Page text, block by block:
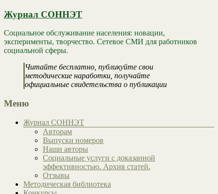
Журнал СОННЭТ
Социальное обслуживание населения: новации,
эксперименты, творчество. Сетевое СМИ для работников
социальной сферы.
Читайте бесплатно, публикуйте свои
методические наработки, получайте
официальные свидетельства о публикации
Меню
Журнал СОННЭТ
Авторам
Выпуски номеров
Наши авторы
Социальные услуги с доказанной
эффективностью. Архив статей.
Отзывы
Методическая библиотека